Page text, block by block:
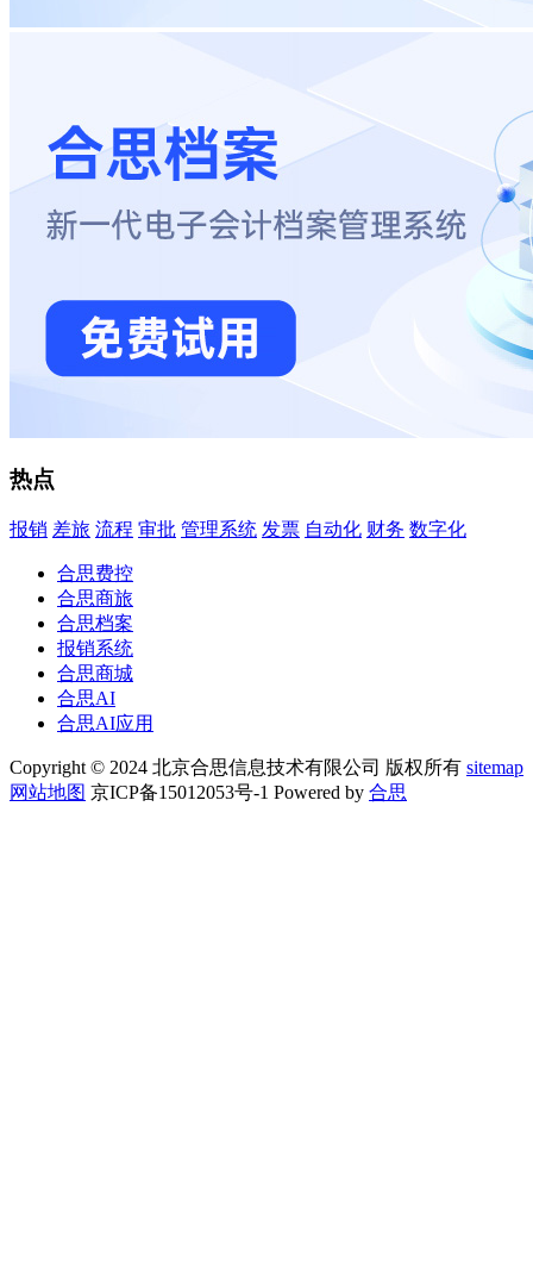
热点
报销 差旅 流程 审批 管理系统 发票 自动化 财务 数字化
合思费控
合思商旅
合思档案
报销系统
合思商城
合思AI
合思AI应用
Copyright © 2024 北京合思信息技术有限公司 版权所有 sitemap
网站地图 京ICP备15012053号-1 Powered by 合思